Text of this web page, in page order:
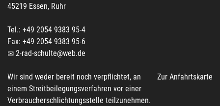
45219 Essen, Ruhr
Tel.: +49 2054 9383 95-4
Fax: +49 2054 9383 95-6
2-rad-schulte@web.de
Zur Anfahrtskarte
Wir sind weder bereit noch verpflichtet, an
einem Streitbeilegungsverfahren vor einer
Verbraucherschlichtungsstelle teilzunehmen.